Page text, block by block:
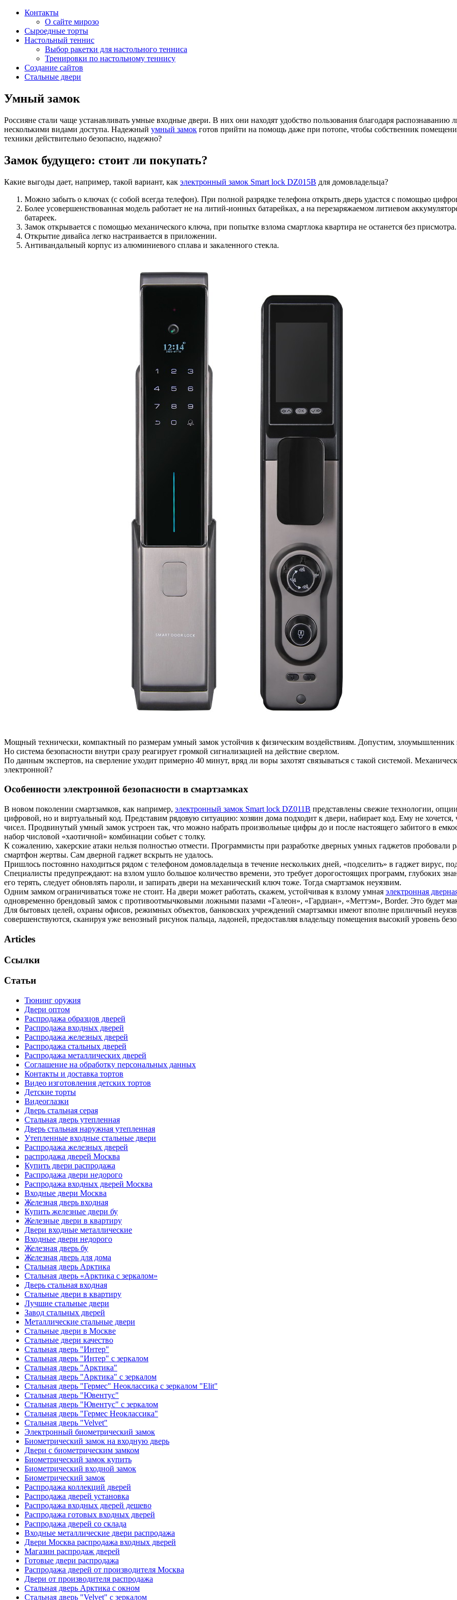
Контакты
О сайте мирозо
Сыроедные торты
Настольный теннис
Выбор ракетки для настольного тенниса
Тренировки по настольному теннису
Создание сайтов
Стальные двери
Умный замок
Россияне стали чаще устанавливать умные входные двери. В них они находят удобство пользования благодаря
несколькими видами доступа. Надежный умный замок готов прийти на помощь даже при потопе, чтобы собственник
техники действительно безопасно, надежно?
Замок будущего: стоит ли покупать?
Какие выгоды дает, например, такой вариант, как электронный замок Smart lock DZ015B для домовладельца?
Можно забыть о ключах (с собой всегда телефон). При полной разрядке телефона открыть дверь удастся с помощью
Более усовершенствованная модель работает не на литий-ионных батарейках, а на перезаряжаемом литиевом
батареек.
Замок открывается с помощью механического ключа, при попытке взлома смартлока квартира не останется без присмотра.
Открытие дивайса легко настраивается в приложении.
Антивандальный корпус из алюминиевого сплава и закаленного стекла.
Мощный технически, компактный по размерам умный замок устойчив к физическим воздействиям. Допустим, злоумышленник
Но система безопасности внутри сразу реагирует громкой сигнализацией на действие сверлом.
По данным экспертов, на сверление уходит примерно 40 минут, вряд ли воры захотят связываться с такой системой.
электронной?
Особенности электронной безопасности в смартзамках
В новом поколении смартзамков, как например, электронный замок Smart lock DZ011B представлены свежие технологии,
цифровой, но и виртуальный код. Представим рядовую ситуацию: хозяин дома подходит к двери, набирает код. Ему не
чисел. Продвинутый умный замок устроен так, что можно набрать произвольные цифры до и после настоящего забитого в
набор числовой «хаотичной» комбинации собьет с толку.
К сожалению, хакерские атаки нельзя полностью отмести. Программисты при разработке дверных умных гаджетов пробовали
смартфон жертвы. Сам дверной гаджет вскрыть не удалось.
Пришлось постоянно находиться рядом с телефоном домовладельца в течение нескольких дней, «подселить» в гаджет вирус,
Специалисты предупреждают: на взлом ушло большое количество времени, это требует дорогостоящих программ, глубоких
его терять, следует обновлять пароли, и запирать двери на механический ключ тоже. Тогда смартзамок неуязвим.
Одним замком ограничиваться тоже не стоит. На двери может работать, скажем, устойчивая к взлому умная электронная
одновременно брендовый замок с противоотмычковыми ложными пазами «Галеон», «Гардиан», «Меттэм», Border. Это будет
Для бытовых целей, охраны офисов, режимных объектов, банковских учреждений смартзамки имеют вполне приличный
совершенствуются, сканируя уже венозный рисунок пальца, ладоней, предоставляя владельцу помещения высокий уровень
Articles
Ссылки
Статьи
Тюнинг оружия
Двери оптом
Распродажа образцов дверей
Распродажа входных дверей
Распродажа железных дверей
Распродажа стальных дверей
Распродажа металлических дверей
Соглашение на обработку персональных данных
Контакты и доставка тортов
Видео изготовления детских тортов
Детские торты
Видеоглазки
Дверь стальная серая
Стальная дверь утепленная
Дверь стальная наружная утепленная
Утепленные входные стальные двери
Распродажа железных дверей
распродажа дверей Москва
Купить двери распродажа
Распродажа двери недорого
Распродажа входных дверей Москва
Входные двери Москва
Железная дверь входная
Купить железные двери бу
Железные двери в квартиру
Двери входные металлические
Входные двери недорого
Железная дверь бу
Железная дверь для дома
Стальная дверь Арктика
Стальная дверь «Арктика с зеркалом»
Дверь стальная входная
Стальные двери в квартиру
Лучшие стальные двери
Завод стальных дверей
Металлические стальные двери
Стальные двери в Москве
Стальные двери качество
Стальная дверь "Интер"
Стальная дверь "Интер" с зеркалом
Стальная дверь "Арктика"
Стальная дверь "Арктика" с зеркалом
Стальная дверь "Гермес" Неоклассика с зеркалом "Elit"
Стальная дверь "Ювентус"
Стальная дверь "Ювентус" с зеркалом
Стальная дверь "Гермес Неоклассика"
Стальная дверь "Velvet"
Электронный биометрический замок
Биометрический замок на входную дверь
Двери с биометрическим замком
Биометрический замок купить
Биометрический входной замок
Биометрический замок
Распродажа коллекций дверей
Распродажа дверей установка
Распродажа входных дверей дешево
Распродажа готовых входных дверей
Распродажа дверей со склада
Входные металлические двери распродажа
Двери Москва распродажа входных дверей
Магазин распродаж дверей
Готовые двери распродажа
Распродажа дверей от производителя Москва
Двери от производителя распродажа
Стальная дверь Арктика с окном
Стальная дверь "Velvet" с зеркалом